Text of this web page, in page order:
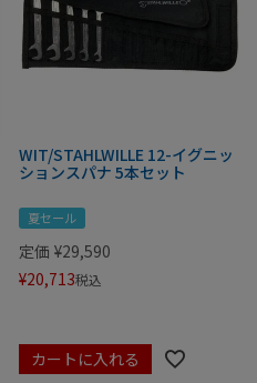
WIT/STAHLWILLE 12-イグニッ
ションスパナ 5本セット
夏セール
定価 ¥29,590
¥20,713税込
カートに入れる